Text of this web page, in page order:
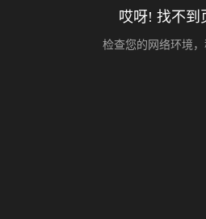
哎呀! 找不到
检查您的网络环境，